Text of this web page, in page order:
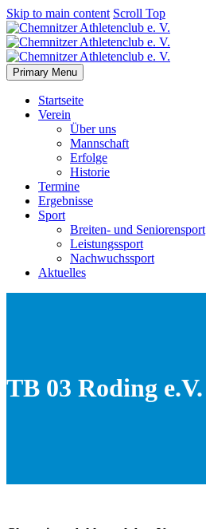
Skip to main content Scroll Top
Primary Menu
Startseite
Verein
Über uns
Mannschaft
Erfolge
Historie
Termine
Ergebnisse
Sport
Breiten- und Seniorensport
Leistungssport
Nachwuchssport
Aktuelles
TB 03 Roding e.V.